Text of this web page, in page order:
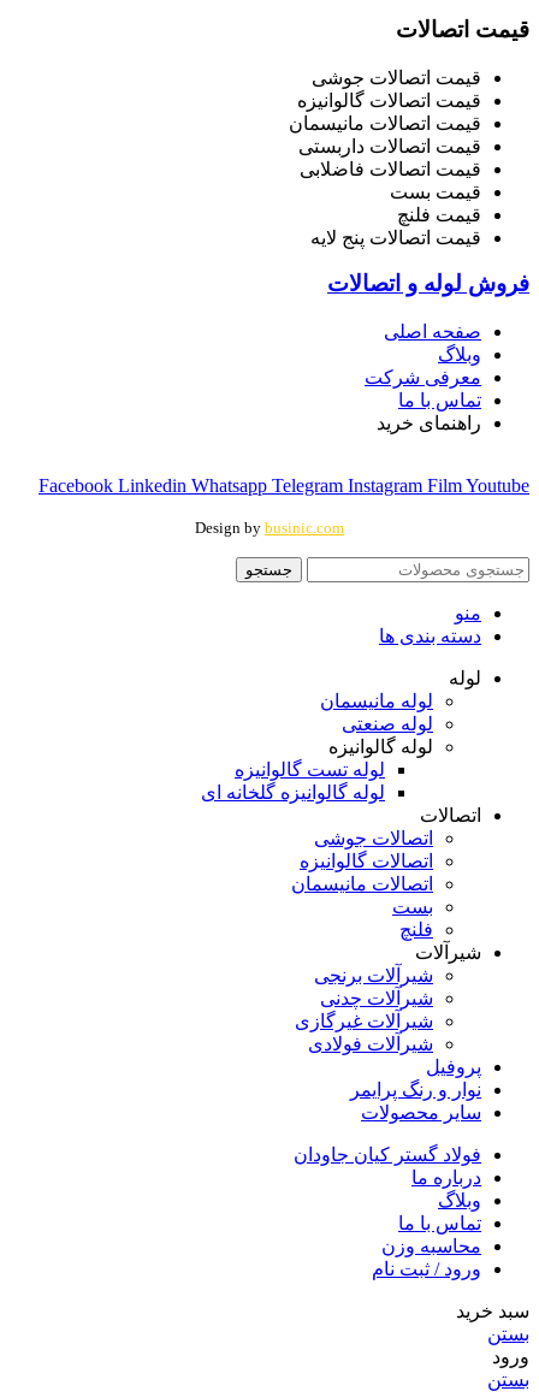
قیمت اتصالات
قیمت اتصالات جوشی
قیمت اتصالات گالوانیزه
قیمت اتصالات مانیسمان
قیمت اتصالات داربستی
قیمت اتصالات فاضلابی
قیمت بست
قیمت فلنچ
قیمت اتصالات پنج لایه
فروش لوله و اتصالات
صفحه اصلی
وبلاگ
معرفی شرکت
تماس با ما
راهنمای خرید
Facebook Linkedin Whatsapp Telegram Instagram FilmYoutube
Design by businic.com
جستجو
منو
دسته بندی ها
لوله
لوله مانیسمان
لوله صنعتی
لوله گالوانیزه
لوله تست گالوانیزه
لوله گالوانیزه گلخانه ای
اتصالات
اتصالات جوشی
اتصالات گالوانیزه
اتصالات مانیسمان
بست
فلنچ
شیرآلات
شیرآلات برنجی
شیرآلات چدنی
شیرآلات غیرگازی
شیرآلات فولادی
پروفیل
نوار و رنگ پرایمر
سایر محصولات
فولاد گستر کیان جاودان
درباره ما
وبلاگ
تماس با ما
محاسبه وزن
ورود / ثبت نام
سبد خرید
بستن
ورود
بستن